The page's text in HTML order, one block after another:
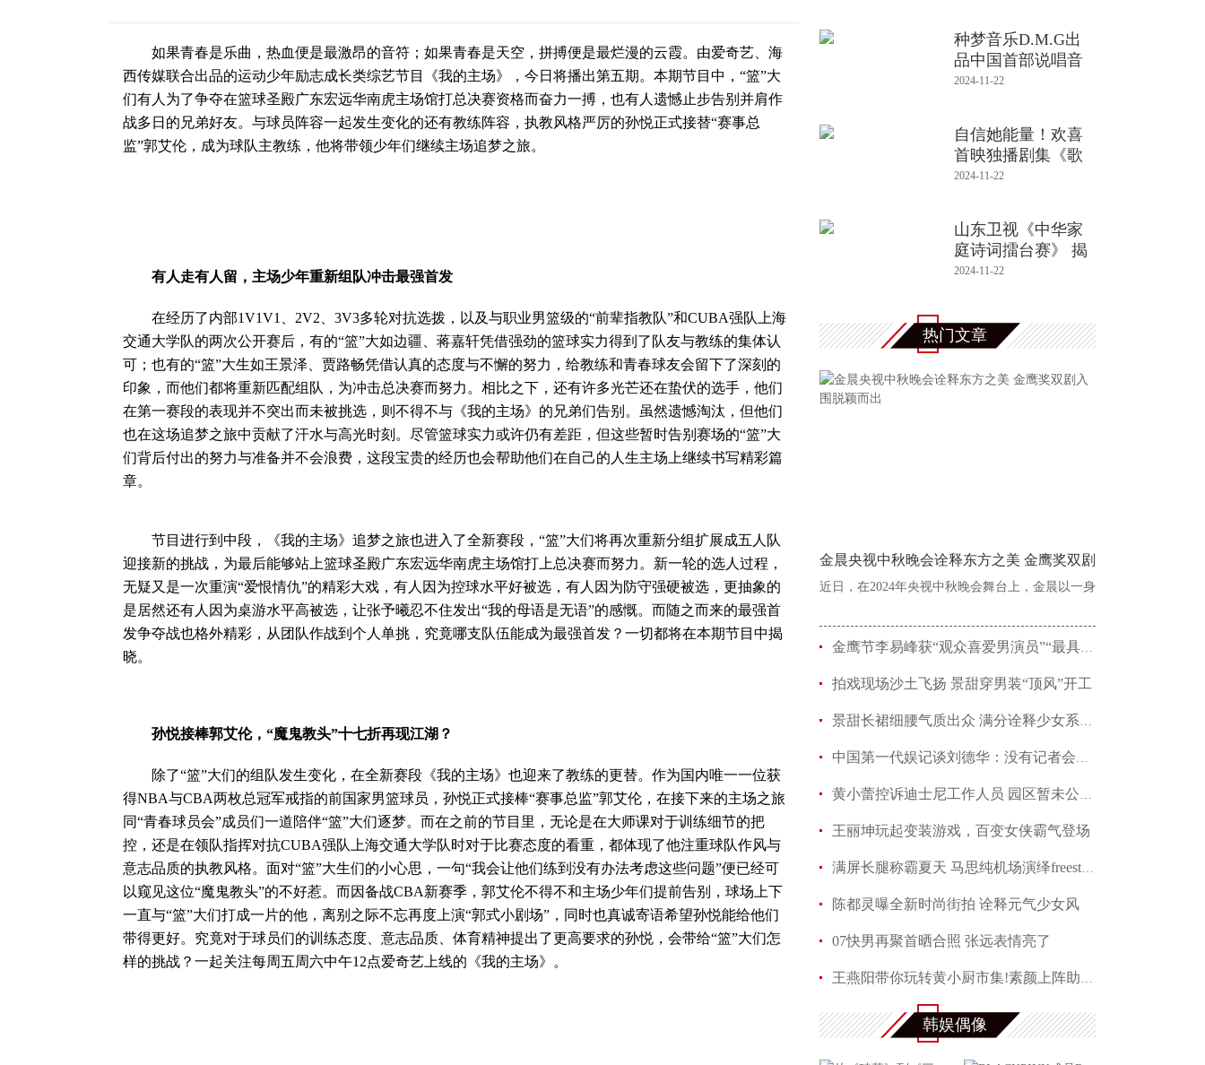
如果青春是乐曲，热血便是最激昂的音符；如果青春是天空，拼搏便是最烂漫的云霞。由爱奇艺、海
西传媒联合出品的运动少年励志成长类综艺节目《我的主场》，今日将播出第五期。本期节目中，“篮”大
们有人为了争夺在篮球圣殿广东宏远华南虎主场馆打总决赛资格而奋力一搏，也有人遗憾止步告别并肩作
战多日的兄弟好友。与球员阵容一起发生变化的还有教练阵容，执教风格严厉的孙悦正式接替“赛事总
监”郭艾伦，成为球队主教练，他将带领少年们继续主场追梦之旅。
有人走有人留，主场少年重新组队冲击最强首发
在经历了内部1V1V1、2V2、3V3多轮对抗选拨，以及与职业男篮级的“前辈指教队”和CUBA强队上海
交通大学队的两次公开赛后，有的“篮”大如边疆、蒋嘉轩凭借强劲的篮球实力得到了队友与教练的集体认
可；也有的“篮”大生如王景泽、贾路畅凭借认真的态度与不懈的努力，给教练和青春球友会留下了深刻的
印象，而他们都将重新匹配组队，为冲击总决赛而努力。相比之下，还有许多光芒还在蛰伏的选手，他们
在第一赛段的表现并不突出而未被挑选，则不得不与《我的主场》的兄弟们告别。虽然遗憾淘汰，但他们
也在这场追梦之旅中贡献了汗水与高光时刻。尽管篮球实力或许仍有差距，但这些暂时告别赛场的“篮”大
们背后付出的努力与准备并不会浪费，这段宝贵的经历也会帮助他们在自己的人生主场上继续书写精彩篇
章。
节目进行到中段，《我的主场》追梦之旅也进入了全新赛段，“篮”大们将再次重新分组扩展成五人队
迎接新的挑战，为最后能够站上篮球圣殿广东宏远华南虎主场馆打上总决赛而努力。新一轮的选人过程，
无疑又是一次重演“爱恨情仇”的精彩大戏，有人因为控球水平好被选，有人因为防守强硬被选，更抽象的
是居然还有人因为桌游水平高被选，让张予曦忍不住发出“我的母语是无语”的感慨。而随之而来的最强首
发争夺战也格外精彩，从团队作战到个人单挑，究竟哪支队伍能成为最强首发？一切都将在本期节目中揭
晓。
孙悦接棒郭艾伦，“魔鬼教头”十七折再现江湖？
除了“篮”大们的组队发生变化，在全新赛段《我的主场》也迎来了教练的更替。作为国内唯一一位获
得NBA与CBA两枚总冠军戒指的前国家男篮球员，孙悦正式接棒“赛事总监”郭艾伦，在接下来的主场之旅
同“青春球员会”成员们一道陪伴“篮”大们逐梦。而在之前的节目里，无论是在大师课对于训练细节的把
控，还是在领队指挥对抗CUBA强队上海交通大学队时对于比赛态度的看重，都体现了他注重球队作风与
意志品质的执教风格。面对“篮”大生们的小心思，一句“我会让他们练到没有办法考虑这些问题”便已经可
以窥见这位“魔鬼教头”的不好惹。而因备战CBA新赛季，郭艾伦不得不和主场少年们提前告别，球场上下
一直与“篮”大们打成一片的他，离别之际不忘再度上演“郭式小剧场”，同时也真诚寄语希望孙悦能给他们
带得更好。究竟对于球员们的训练态度、意志品质、体育精神提出了更高要求的孙悦，会带给“篮”大们怎
样的挑战？一起关注每周五周六中午12点爱奇艺上线的《我的主场》。
种梦音乐D.M.G出
品中国首部说唱音
乐剧《东
2024-11-22
自信她能量！欢喜
首映独播剧集《歌
舞女郎》向
2024-11-22
山东卫视《中华家
庭诗词擂台赛》 揭
秘田园
2024-11-22
热门文章
金晨央视中秋晚会诠释东方之美 金鹰奖双剧
近日，在2024年央视中秋晚会舞台上，金晨以一身
金鹰节李易峰获“观众喜爱男演员”“最具人气男演
拍戏现场沙土飞扬 景甜穿男装“顶风”开工
景甜长裙细腰气质出众 满分诠释少女系优雅
中国第一代娱记谈刘德华：没有记者会不喜欢他
黄小蕾控诉迪士尼工作人员 园区暂未公开回应当事
王丽坤玩起变装游戏，百变女侠霸气登场
满屏长腿称霸夏天 马思纯机场演绎freestyle
陈都灵曝全新时尚街拍 诠释元气少女风
07快男再聚首晒合照 张远表情亮了
王燕阳带你玩转黄小厨市集!素颜上阵助力嫣然天使
何润东夏日写真魅力多变 黑色蕾丝透视西装性感吸
韩娱偶像